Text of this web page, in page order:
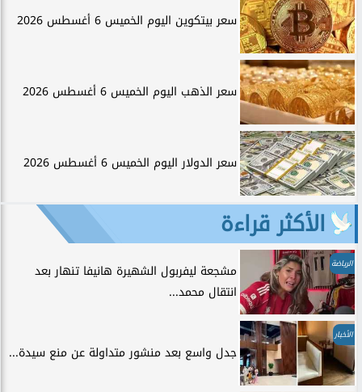
سعر بيتكوين اليوم الخميس 6 أغسطس 2026
سعر الذهب اليوم الخميس 6 أغسطس 2026
سعر الدولار اليوم الخميس 6 أغسطس 2026
الأكثر قراءة
الرياضة
مشجعة ليفربول الشهيرة هانيفا تنهار بعد
انتقال محمد...
الأخبار
جدل واسع بعد منشور متداولة عن منع سيدة...